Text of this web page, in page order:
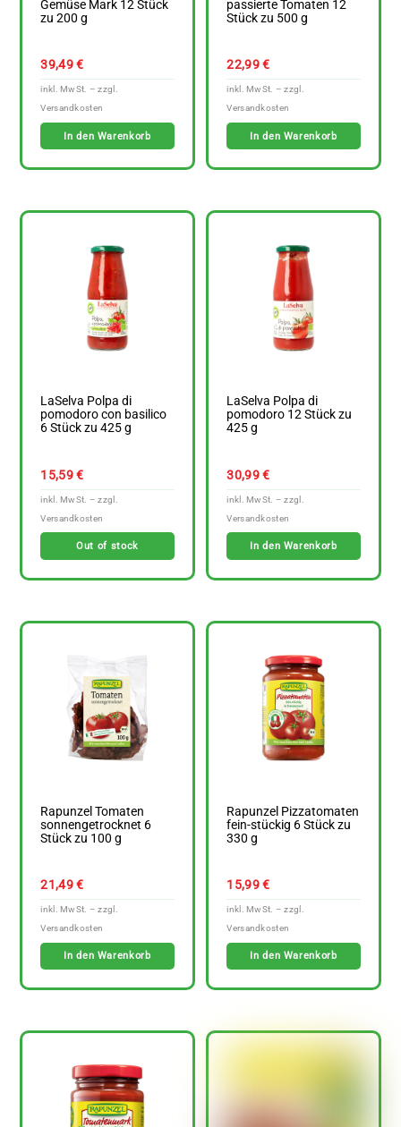
Gemüse Mark 12 Stück
zu 200 g
39,49€
In den Warenkorb
passierte Tomaten 12
Stück zu 500 g
22,99€
In den Warenkorb
LaSelva Polpa di
pomodoro con basilico
6 Stück zu 425 g
15,59€
Out of stock
LaSelva Polpa di
pomodoro 12 Stück zu
425 g
30,99€
In den Warenkorb
Rapunzel Tomaten
sonnengetrocknet 6
Stück zu 100 g
21,49€
In den Warenkorb
Rapunzel Pizzatomaten
fein-stückig 6 Stück zu
330 g
15,99€
In den Warenkorb